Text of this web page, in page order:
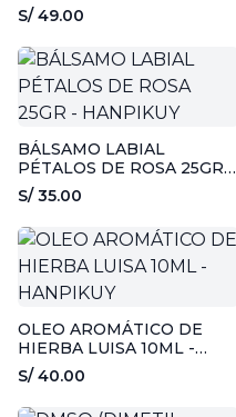
S/ 49.00
BÁLSAMO LABIAL
PÉTALOS DE ROSA 25GR -
HANPIKUY
S/ 35.00
OLEO AROMÁTICO DE
HIERBA LUISA 10ML -
HANPIKUY
S/ 40.00